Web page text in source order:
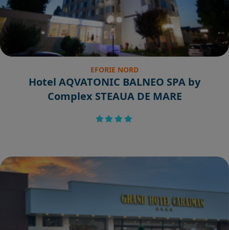
EFORIE NORD
Hotel AQVATONIC BALNEO SPA by
Complex STEAUA DE MARE